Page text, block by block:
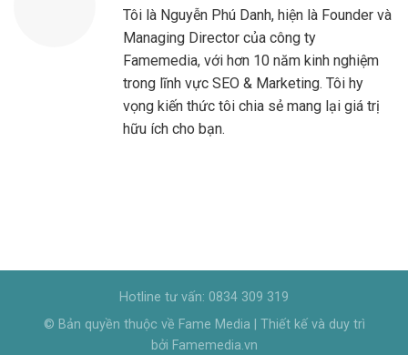
Tôi là Nguyễn Phú Danh, hiện là Founder và
Managing Director của công ty
Famemedia, với hơn 10 năm kinh nghiệm
trong lĩnh vực SEO & Marketing. Tôi hy
vọng kiến thức tôi chia sẻ mang lại giá trị
hữu ích cho bạn.
Hotline tư vấn: 0834 309 319
© Bản quyền thuộc về Fame Media | Thiết kế và duy trì
bởi Famemedia.vn